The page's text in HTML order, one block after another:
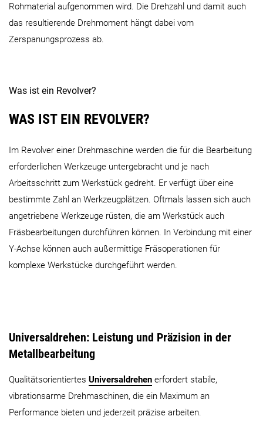
GM 16-6 GM 20-6
WASINO G 100 | 480
WASINO A Baureihe
WASINO A 150SY | 15 WASINO A 150Y | 18
WASINO J-1 WASINO JJ-1
Rohmaterial aufgenommen wird. Die Drehzahl und damit auch
das resultierende Drehmoment hängt dabei vom
Zerspanungsprozess ab.
Was ist ein Revolver?
WAS IST EIN REVOLVER?
Im Revolver einer Drehmaschine werden die für die Bearbeitung
erforderlichen Werkzeuge untergebracht und je nach
Arbeitsschritt zum Werkstück gedreht. Er verfügt über eine
bestimmte Zahl an Werkzeugplätzen. Oftmals lassen sich auch
angetriebene Werkzeuge rüsten, die am Werkstück auch
Fräsbearbeitungen durchführen können. In Verbindung mit einer
Y-Achse können auch außermittige Fräsoperationen für
komplexe Werkstücke durchgeführt werden.
Universaldrehen: Leistung und Präzision in der
Metallbearbeitung
Qualitätsorientiertes Universaldrehen erfordert stabile,
vibrationsarme Drehmaschinen, die ein Maximum an
Performance bieten und jederzeit präzise arbeiten.